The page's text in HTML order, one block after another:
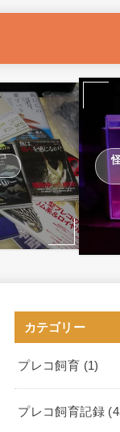
カテゴリー
プレコ飼育 (1)
プレコ飼育記録